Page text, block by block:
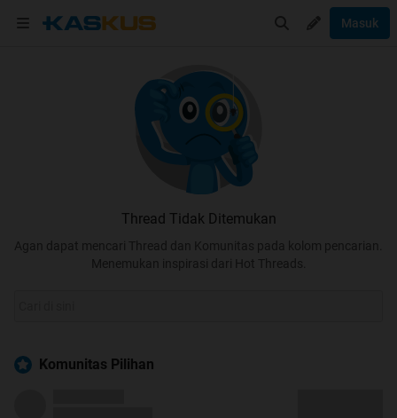
Masuk
Thread Tidak Ditemukan
Agan dapat mencari Thread dan Komunitas pada kolom pencarian.
Menemukan inspirasi dari Hot Threads.
Komunitas Pilihan